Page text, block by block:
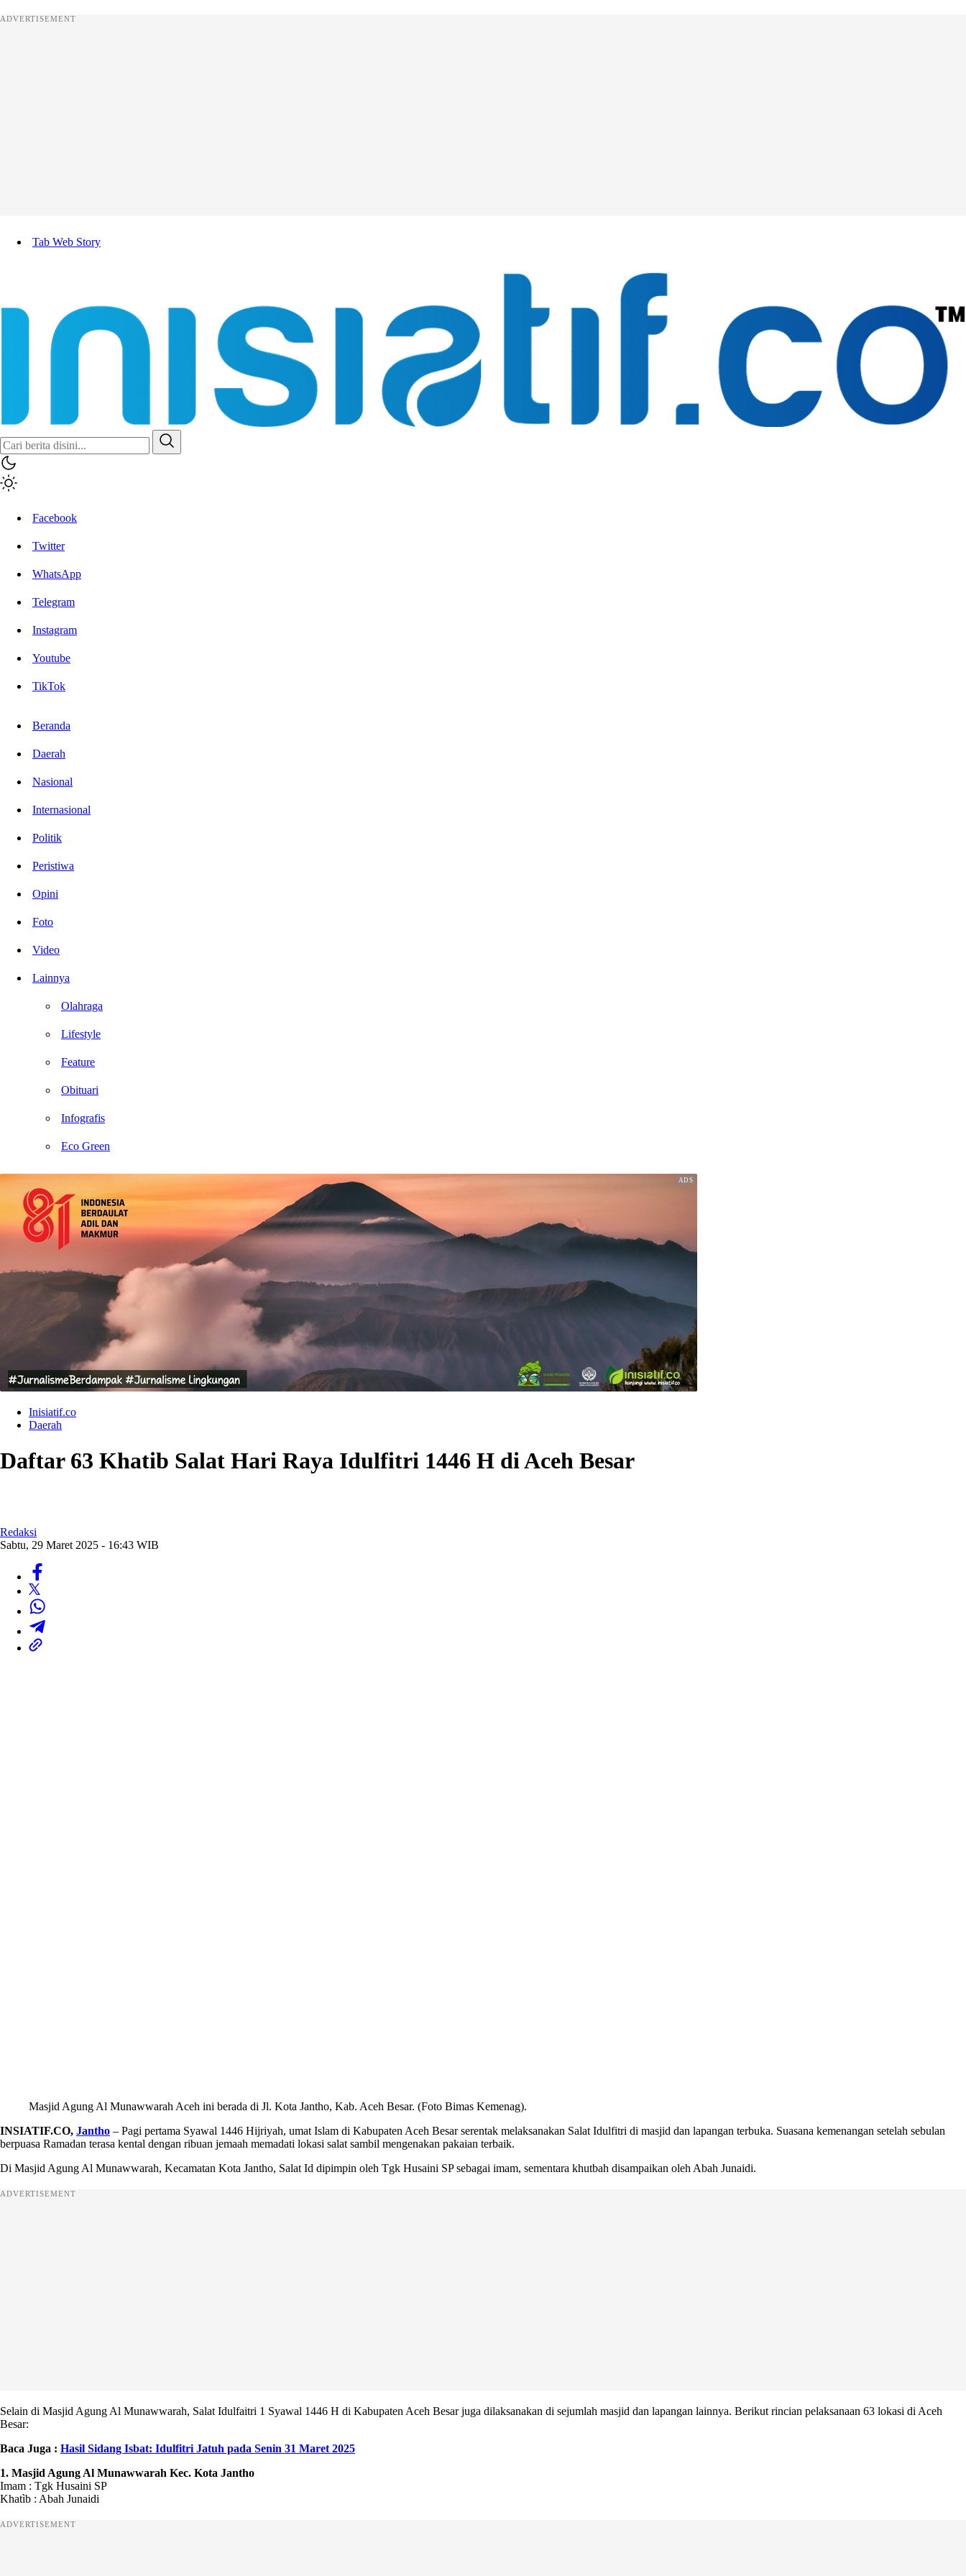
ADVERTISEMENT
Tab Web Story
Facebook
Twitter
WhatsApp
Telegram
Instagram
Youtube
TikTok
Beranda
Daerah
Nasional
Internasional
Politik
Peristiwa
Opini
Foto
Video
Lainnya
Olahraga
Lifestyle
Feature
Obituari
Infografis
Eco Green
Inisiatif.co
Daerah
Daftar 63 Khatib Salat Hari Raya Idulfitri 1446 H di Aceh Besar
Redaksi
Sabtu, 29 Maret 2025 - 16:43 WIB
Masjid Agung Al Munawwarah Aceh ini berada di Jl. Kota Jantho, Kab. Aceh Besar. (Foto Bimas Kemenag).
INSIATIF.CO, Jantho – Pagi pertama Syawal 1446 Hijriyah, umat Islam di Kabupaten Aceh Besar serentak melaksanakan Salat Idulfitri di masjid dan lapangan terbuka. Suasana kemenangan setelah sebulan
berpuasa Ramadan terasa kental dengan ribuan jemaah memadati lokasi salat sambil mengenakan pakaian terbaik.
Di Masjid Agung Al Munawwarah, Kecamatan Kota Jantho, Salat Id dipimpin oleh Tgk Husaini SP sebagai imam, sementara khutbah disampaikan oleh Abah Junaidi.
ADVERTISEMENT
Selain di Masjid Agung Al Munawwarah, Salat Idulfaitri 1 Syawal 1446 H di Kabupaten Aceh Besar juga dilaksanakan di sejumlah masjid dan lapangan lainnya. Berikut rincian pelaksanaan 63 lokasi di Aceh
Besar:
Baca Juga : Hasil Sidang Isbat: Idulfitri Jatuh pada Senin 31 Maret 2025
1.⁠ ⁠Masjid Agung Al Munawwarah Kec. Kota Jantho
Imam : Tgk Husaini SP
Khatìb : Abah Junaidi
ADVERTISEMENT